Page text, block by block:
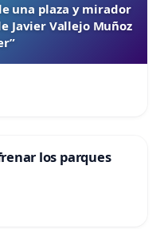
una plaza y mirador
Javier Vallejo Muñoz
los parques